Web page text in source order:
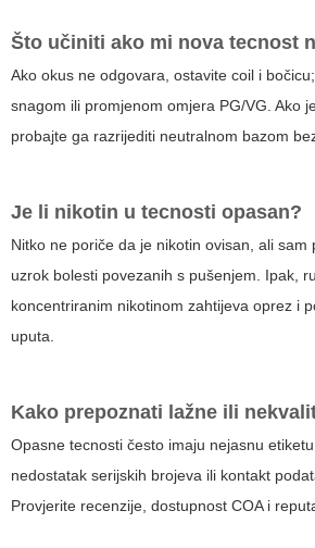
Što učiniti ako mi nova tecnost
Ako okus ne odgovara, ostavite coil i
snagom ili promjenom omjera PG/VG. Ako
probajte ga razrijediti neutralnom bazom
Je li nikotin u tecnosti opasan?
Nitko ne poriče da je nikotin ovisan, ali sam
uzrok bolesti povezanih s pušenjem. Ipak,
koncentriranim nikotinom zahtijeva oprez i
uputa.
Kako prepoznati lažne ili
Opasne tecnosti često imaju nejasnu
nedostatak serijskih brojeva ili kontakt
Provjerite recenzije, dostupnost COA i